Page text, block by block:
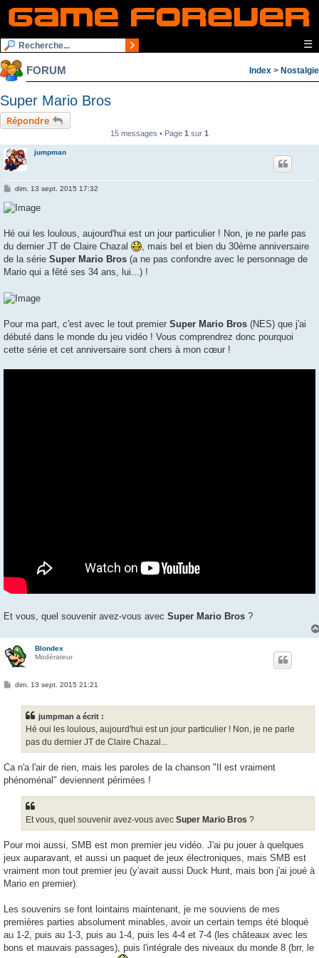
☰
FORUM Index > Nostalgie
Super Mario Bros
Répondre
15 messages • Page 1 sur 1
jumpman
M
s
s
g
dim. 13 sept. 2015 17:32
Hé oui les loulous, aujourd'hui est un jour particulier ! Non, je ne parle pas
du dernier JT de Claire Chazal
, mais bel et bien du 30ème anniversaire
de la série Super Mario Bros (a ne pas confondre avec le personnage de
Mario qui a fêté ses 34 ans, lui...) !
Pour ma part, c'est avec le tout premier Super Mario Bros (NES) que j'ai
débuté dans le monde du jeu vidéo ! Vous comprendrez donc pourquoi
cette série et cet anniversaire sont chers à mon cœur !
Et vous, quel souvenir avez-vous avec Super Mario Bros ?
Blondex
Modérateur
Mdim. 13 sept. 2015 21:21
jumpman a écrit :
Hé oui les loulous, aujourd'hui est un jour particulier ! Non, je ne parle
pas du dernier JT de Claire Chazal...
Ca n'a l'air de rien, mais les paroles de la chanson "Il est vraiment
phénoménal" deviennent périmées !
Et vous, quel souvenir avez-vous avec Super Mario Bros ?
Pour moi aussi, SMB est mon premier jeu vidéo. J'ai pu jouer à quelques
jeux auparavant, et aussi un paquet de jeux électroniques, mais SMB est
vraiment mon tout premier jeu (y'avait aussi Duck Hunt, mais bon j'ai joué à
Mario en premier).
Les souvenirs se font lointains maintenant, je me souviens de mes
premières parties absolument minables, avoir un certain temps été bloqué
au 1-2, puis au 1-3, puis au 1-4, puis les 4-4 et 7-4 (les châteaux avec les
bons et mauvais passages), puis l'intégrale des niveaux du monde 8 (brr, le